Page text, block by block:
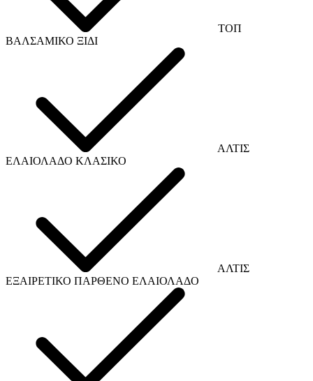
TOΠ
ΒΑΛΣΑΜΙΚΟ ΞΙΔΙ
ΑΛΤΙΣ
ΕΛΑΙΟΛΑΔΟ ΚΛΑΣΙΚΟ
ΑΛΤΙΣ
ΕΞΑΙΡΕΤΙΚΟ ΠΑΡΘΕΝΟ ΕΛΑΙΟΛΑΔΟ